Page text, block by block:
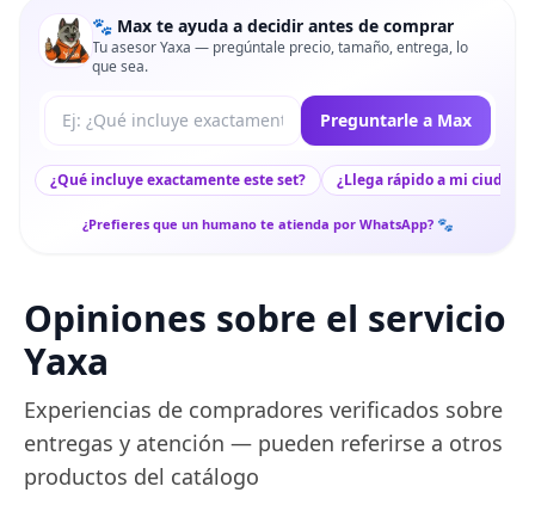
🐾 Max te ayuda a decidir antes de comprar
Tu asesor Yaxa — pregúntale precio, tamaño, entrega, lo
que sea.
Tu pregunta a Max Preguntarle a Max
¿Qué incluye exactamente este set? ¿Llega rápido a mi ciudad?
¿Prefieres que un humano te atienda por WhatsApp? 🐾
Opiniones sobre el servicio
Yaxa
Experiencias de compradores verificados sobre
entregas y atención — pueden referirse a otros
productos del catálogo